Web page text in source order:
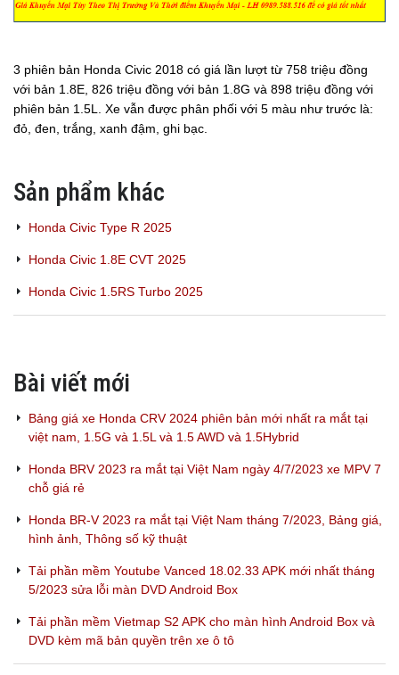
3 phiên bản Honda Civic 2018 có giá lần lượt từ 758 triệu đồng
với bản 1.8E, 826 triệu đồng với bản 1.8G và 898 triệu đồng với
phiên bản 1.5L. Xe vẫn được phân phối với 5 màu như trước là:
đỏ, đen, trắng, xanh đậm, ghi bạc.
Sản phẩm khác
Honda Civic Type R 2025
Honda Civic 1.8E CVT 2025
Honda Civic 1.5RS Turbo 2025
Bài viết mới
Bảng giá xe Honda CRV 2024 phiên bản mới nhất ra mắt tại
việt nam, 1.5G và 1.5L và 1.5 AWD và 1.5Hybrid
Honda BRV 2023 ra mắt tại Việt Nam ngày 4/7/2023 xe MPV 7
chỗ giá rẻ
Honda BR-V 2023 ra mắt tại Việt Nam tháng 7/2023, Bảng giá,
hình ảnh, Thông số kỹ thuật
Tải phần mềm Youtube Vanced 18.02.33 APK mới nhất tháng
5/2023 sửa lỗi màn DVD Android Box
Tải phần mềm Vietmap S2 APK cho màn hình Android Box và
DVD kèm mã bản quyền trên xe ô tô